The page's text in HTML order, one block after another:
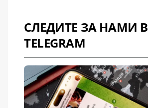
СЛЕДИТЕ ЗА НАМИ В
TELEGRAM